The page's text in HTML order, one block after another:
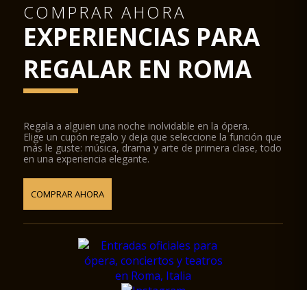
COMPRAR AHORA
EXPERIENCIAS PARA
REGALAR EN ROMA
Regala a alguien una noche inolvidable en la ópera.
Elige un cupón regalo y deja que seleccione la función que
más le guste: música, drama y arte de primera clase, todo
en una experiencia elegante.
COMPRAR AHORA